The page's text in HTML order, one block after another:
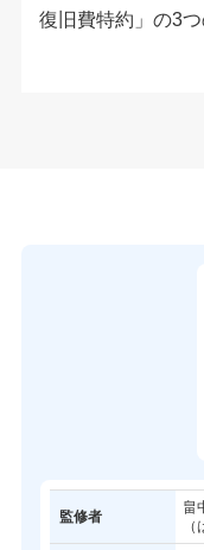
復旧費特約」の3
監修者
畠